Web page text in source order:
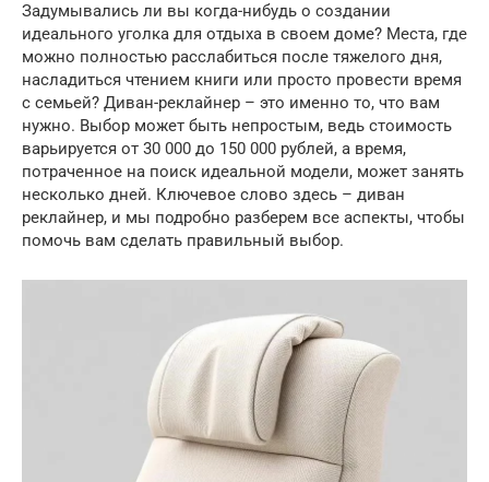
Задумывались ли вы когда-нибудь о создании
идеального уголка для отдыха в своем доме? Места, где
можно полностью расслабиться после тяжелого дня,
насладиться чтением книги или просто провести время
с семьей? Диван-реклайнер – это именно то, что вам
нужно. Выбор может быть непростым, ведь стоимость
варьируется от 30 000 до 150 000 рублей, а время,
потраченное на поиск идеальной модели, может занять
несколько дней. Ключевое слово здесь – диван
реклайнер, и мы подробно разберем все аспекты, чтобы
помочь вам сделать правильный выбор.